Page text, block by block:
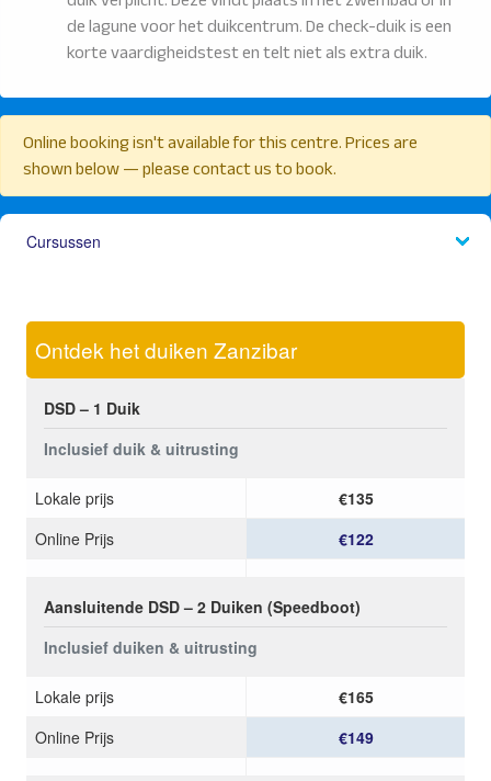
de lagune voor het duikcentrum. De check-duik is een
korte vaardigheidstest en telt niet als extra duik.
Online booking isn't available for this centre. Prices are
shown below — please contact us to book.
Cursussen
Ontdek het duiken Zanzibar
DSD – 1 Duik
Inclusief duik & uitrusting
Lokale prijs
€135
Online Prijs
€122
Aansluitende DSD – 2 Duiken (Speedboot)
Inclusief duiken & uitrusting
Lokale prijs
€165
Online Prijs
€149